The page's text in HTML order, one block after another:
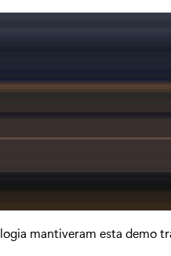
mantiveram esta demo